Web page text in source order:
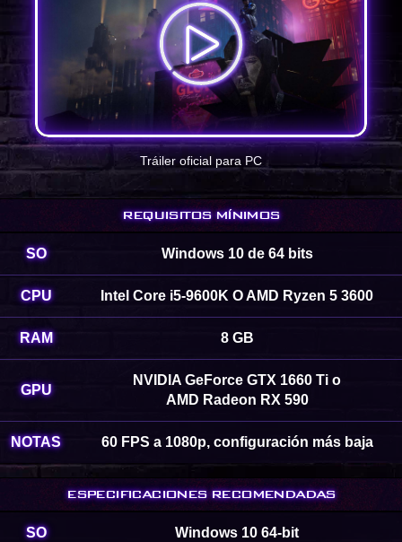
Tráiler oficial para PC
REQUISITOS MÍNIMOS
SO Windows 10 de 64 bits
CPU Intel Core i5-9600K O AMD Ryzen 5 3600
RAM 8 GB
GPU
NVIDIA GeForce GTX 1660 Ti o
AMD Radeon RX 590
NOTAS 60 FPS a 1080p, configuración más baja
ESPECIFICACIONES RECOMENDADAS
SO Windows 10 64-bit